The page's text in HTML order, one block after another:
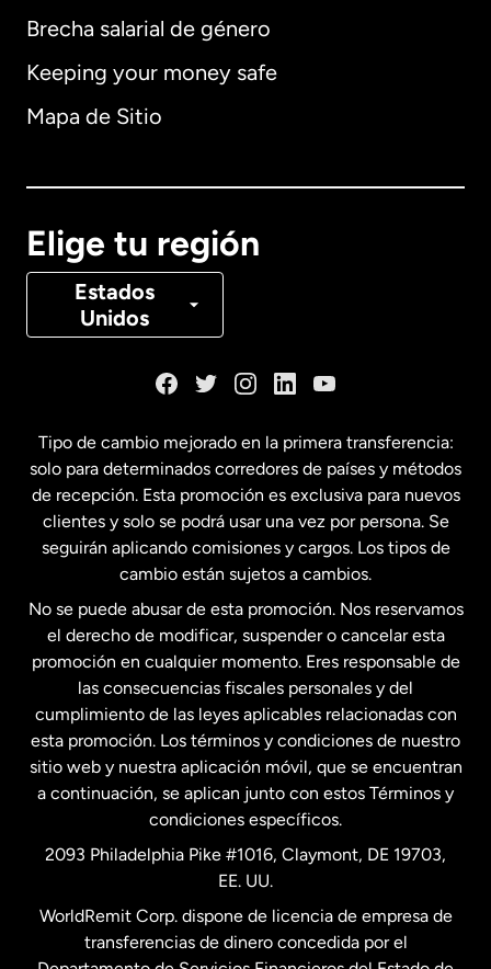
Brecha salarial de género
Keeping your money safe
Mapa de Sitio
Elige tu región
Estados
Unidos
Alemania
Canadá Français
Estados Unidos English
Estados Unidos Español
Francia
Malasia
Nueva Zelanda
Países Bajos
Tipo de cambio mejorado en la primera transferencia:
solo para determinados corredores de países y métodos
de recepción. Esta promoción es exclusiva para nuevos
clientes y solo se podrá usar una vez por persona. Se
seguirán aplicando comisiones y cargos. Los tipos de
cambio están sujetos a cambios.
No se puede abusar de esta promoción. Nos reservamos
el derecho de modificar, suspender o cancelar esta
promoción en cualquier momento. Eres responsable de
las consecuencias fiscales personales y del
cumplimiento de las leyes aplicables relacionadas con
esta promoción. Los términos y condiciones de nuestro
sitio web y nuestra aplicación móvil, que se encuentran
a continuación, se aplican junto con estos Términos y
condiciones específicos.
2093 Philadelphia Pike #1016, Claymont, DE 19703,
EE. UU.
WorldRemit Corp. dispone de licencia de empresa de
transferencias de dinero concedida por el